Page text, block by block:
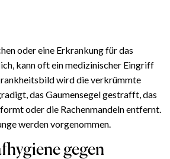
oder eine Erkrankung für das
kann oft ein medizinischer Eingriff
wird die verkrümmte
das Gaumensegel gestrafft, das
oder die Rachenmandeln entfernt.
werden vorgenommen.
gegen